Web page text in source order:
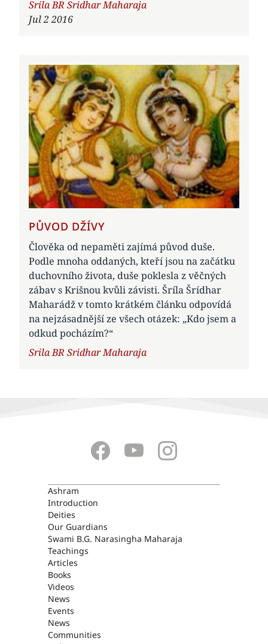
Author
Srila BR Sridhar Maharaja
Jul 2 2016
PŮVOD DŽÍVY
Člověka od nepaměti zajímá původ duše.
Podle mnoha oddaných, kteří jsou na začátku
duchovního života, duše poklesla z věčných
zábav s Krišnou kvůli závisti. Šríla Šrídhar
Maharádž v tomto krátkém článku odpovídá
na nejzásadnější ze všech otázek: „Kdo jsem a
odkud pocházím?“
Author
Srila BR Sridhar Maharaja
ASHRAM
Ashram
Introduction
Deities
Our Guardians
Swami B.G. Narasingha Maharaja
Teachings
Articles
Books
Videos
News
Events
News
Communities